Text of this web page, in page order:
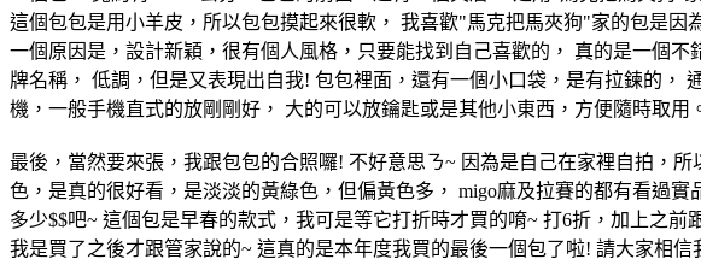
這個包包是用小羊皮，所以包包摸起來很軟， 我喜歡"馬克把馬夾狗"家的包是
一個原因是，設計新穎，很有個人風格，只要能找到自己喜歡的， 真的是一個不
牌名稱， 低調，但是又表現出自我! 包包裡面，還有一個小口袋，是有拉鍊的
機，一般手機直式的放剛剛好， 大的可以放鑰匙或是其他小東西，方便隨時取用
最後，當然要來張，我跟包包的合照囉! 不好意思ㄋ~ 因為是自己在家裡自拍，
色，是真的很好看，是淡淡的黃綠色，但偏黃色多， migo麻及拉賽的都有看過
多少$$吧~ 這個包是早春的款式，我可是等它打折時才買的唷~ 打6折，加上之
我是買了之後才跟管家說的~ 這真的是本年度我買的最後一個包了啦! 請大家相